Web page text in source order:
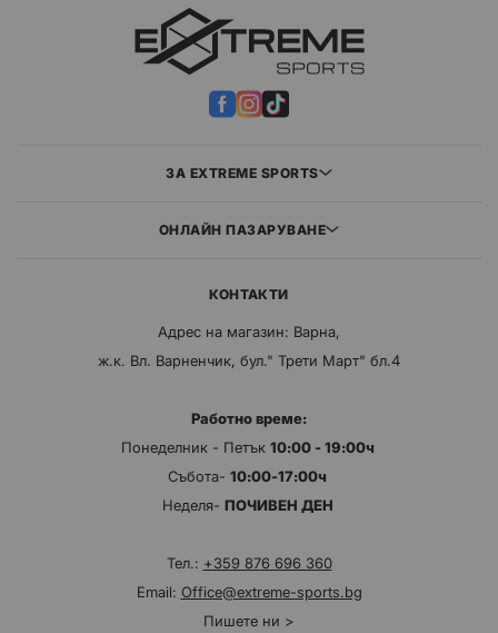
ЗА EXTREME SPORTS
ОНЛАЙН ПАЗАРУВАНЕ
КОНТАКТИ
Адрес на магазин: Варна,
ж.к. Вл. Варненчик, бул." Трети Март" бл.4
Работно време:
Понеделник - Петък 10:00 - 19:00ч
Събота- 10:00-17:00ч
Неделя- ПОЧИВЕН ДЕН
Тел.: +359 876 696 360
Email: Office@extreme-sports.bg
Пишете ни >